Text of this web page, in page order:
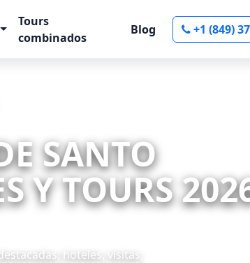
Tours
combinados
Blog +1 (849)
SANTO
Y TOURS
hoteles, visitas,